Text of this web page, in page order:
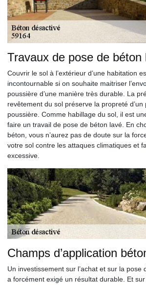
Travaux de pose de béton
Couvrir le sol à l’extérieur d’une habitation
incontournable si on souhaite maitriser
poussière d’une manière très durable. La
revêtement du sol préserve la propreté
poussière. Comme habillage du sol, il est
faire un travail de pose de béton lavé. En
béton, vous n’aurez pas de doute sur la
votre sol contre les attaques climatiques et
excessive.
Champs d’application
Un investissement sur l’achat et sur la pose
a forcément exigé un résultat durable. Et